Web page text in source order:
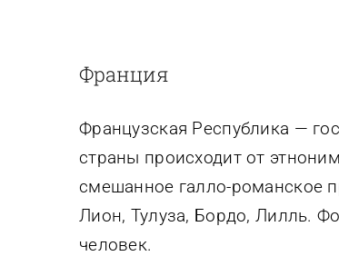
Франция
Французская Республика —
страны происходит от
смешанное галло-романское
Лион, Тулуза, Бордо, Лилль.
человек.